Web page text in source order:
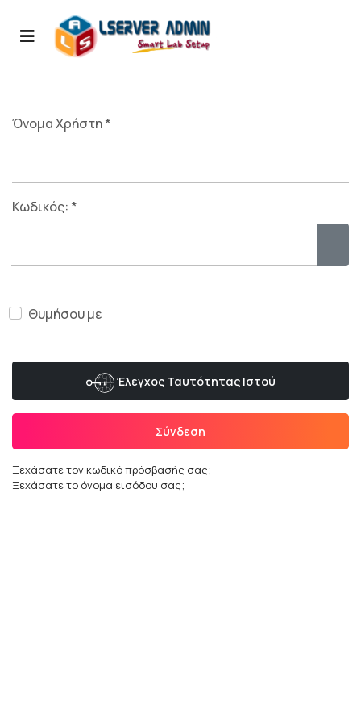
Όνομα Χρήστη*
Κωδικός: *
Θυμήσου με
Έλεγχος Ταυτότητας Ιστού
Σύνδεση
Ξεχάσατε τον κωδικό πρόσβασής σας;
Ξεχάσατε το όνομα εισόδου σας;